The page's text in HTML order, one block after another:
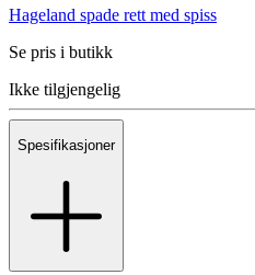
Hageland spade rett med spiss
Se pris i butikk
Ikke tilgjengelig
Spesifikasjoner